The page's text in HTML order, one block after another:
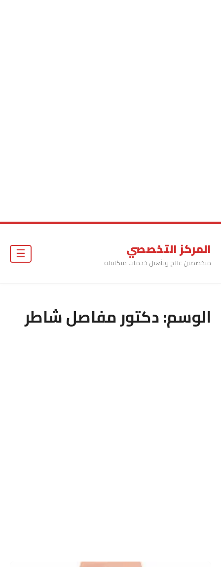
المركز التخصصي
متخصصين علاج وتأهيل خدمات متكاملة
الوسم:دكتور مفاصل شاطر